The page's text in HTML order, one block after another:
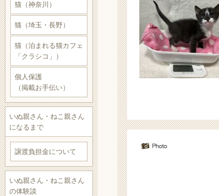
猫（神奈川）
猫（埼玉・長野）
猫（泊まれる猫カフェ
「クラシコ」）
個人保護
（掲載お手伝い）
いぬ親さん・ねこ親さん
になるまで
譲渡負担金について
いぬ親さん・ねこ親さん
の体験談